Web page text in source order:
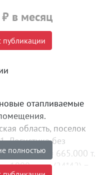
₽ в месяц
публикации
отапливаемые
область, поселок
Логистика без
м.(18*53) = 665.000 т.
кв. м.(24*42) =
полностью